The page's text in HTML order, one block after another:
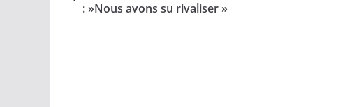
: »Nous avons su rivaliser »